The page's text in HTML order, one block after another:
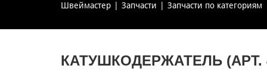
Швеймастер Запчасти Запчасти по категориям
КАТУШКОДЕРЖАТЕЛЬ (АРТ.